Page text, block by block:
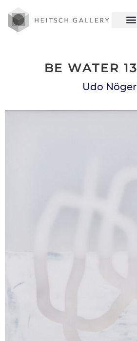
BE WATER 13
Udo Nöger